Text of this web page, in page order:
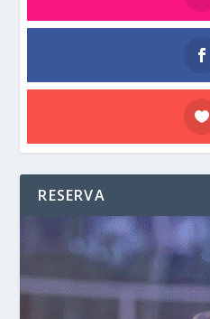
RESERVA